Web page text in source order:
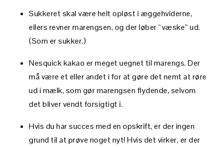
Sukkeret skal være helt opløst i æggehviderne,
ellers revner marengsen, og der løber “væske” ud.
(Som er sukker.)
Nesquick kakao er meget uegnet til marengs. Der
må være et eller andet i for at gøre det nemt at røre
ud i mælk, som gør marengsen flydende, selvom
det bliver vendt forsigtigt i.
Hvis du har succes med en opskrift, er der ingen
grund til at prøve noget nyt! Hvis det virker, er der